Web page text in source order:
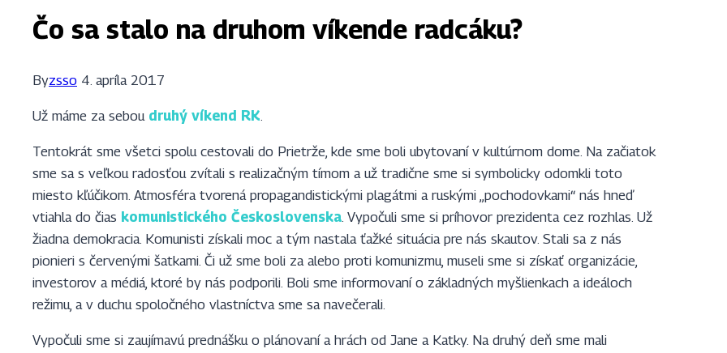
Čo sa stalo na druhom víkende radcáku?
Byzsso 4. apríla 2017
Už máme za sebou druhý víkend RK.
Tentokrát sme všetci spolu cestovali do Prietrže, kde sme boli ubytovaní v kultúrnom dome. Na začiatok
sme sa s veľkou radosťou zvítali s realizačným tímom a už tradične sme si symbolicky odomkli toto
miesto kľúčikom. Atmosféra tvorená propagandistickými plagátmi a ruskými ,,pochodovkami“ nás hneď
vtiahla do čias komunistického Československa. Vypočuli sme si príhovor prezidenta cez rozhlas. Už
žiadna demokracia. Komunisti získali moc a tým nastala ťažké situácia pre nás skautov. Stali sa z nás
pionieri s červenými šatkami. Či už sme boli za alebo proti komunizmu, museli sme si získať organizácie,
investorov a médiá, ktoré by nás podporili. Boli sme informovaní o základných myšlienkach a ideáloch
režimu, a v duchu spoločného vlastníctva sme sa navečerali.
Vypočuli sme si zaujímavú prednášku o plánovaní a hrách od Jane a Katky. Na druhý deň sme mali